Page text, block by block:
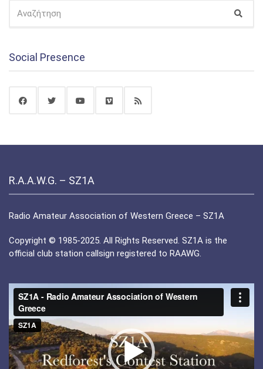
ΓΙΑ:
Social Presence
R.A.A.W.G. – SZ1A
Radio Amateur Association of Western Greece – SZ1A
Copyright © 1985-2025. All Rights Reserved. SZ1A is the
official club station callsign registered to RAAWG.
Πρόγραμμα
Αναπαραγωγής
Βίντεο